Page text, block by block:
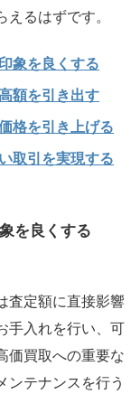
るはずです。
象を良くする
額を引き出す
格を引き上げる
取引を実現する
を良くする
査定額に直接影響
手入れを行い、可
価買取への重要な
ンテナンスを行う